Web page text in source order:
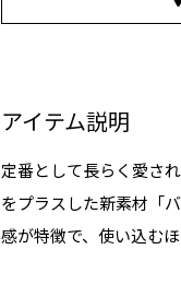
アイテム説明
定番として長らく愛さ
をプラスした新素材「
感が特徴で、使い込む